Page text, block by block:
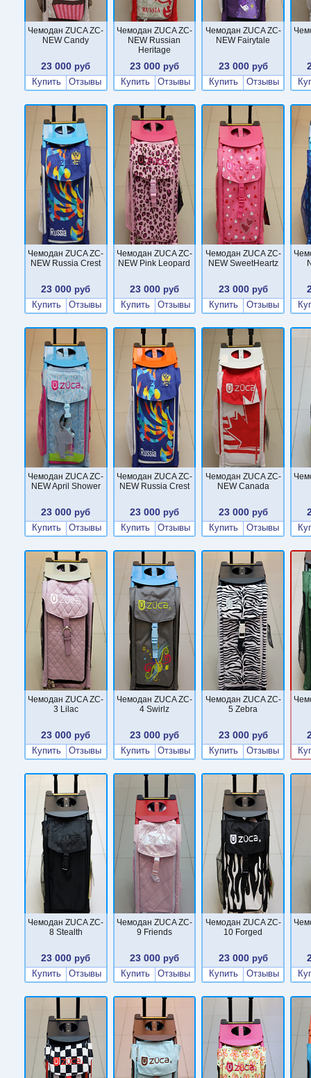
Чемодан ZUCA ZC-
NEW Candy
23 000 руб
Купить
Отзывы
Чемодан ZUCA ZC-
NEW Russian
Heritage
23 000 руб
Купить
Отзывы
Чемодан ZUCA ZC-
NEW Fairytale
23 000руб
Купить
Отзывы
Чемодан ZUCA ZC-
NEW Russia Crest
23 000 руб
Купить
Отзывы
Чемодан ZUCA ZC-
NEW Pink Leopard
23 000 руб
Купить
Отзывы
Чемодан ZUCA ZC-
NEW SweetHeartz
23 000руб
Купить
Отзывы
Чемодан ZUCA ZC-
NEW April Shower
23 000 руб
Купить
Отзывы
Чемодан ZUCA ZC-
NEW Russia Crest
23 000 руб
Купить
Отзывы
Чемодан ZUCA ZC-
NEW Canada
23 000руб
Купить
Отзывы
Чемодан ZUCA ZC-
3 Lilac
23 000 руб
Купить
Отзывы
Чемодан ZUCA ZC-
4 Swirlz
23 000 руб
Купить
Отзывы
Чемодан ZUCA ZC-
5 Zebra
23 000руб
Купить
Отзывы
Чемодан ZUCA ZC-
8 Stealth
23 000 руб
Купить
Отзывы
Чемодан ZUCA ZC-
9 Friends
23 000 руб
Купить
Отзывы
Чемодан ZUCA ZC-
10 Forged
23 000руб
Купить
Отзывы